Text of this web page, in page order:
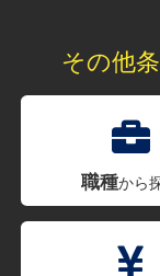
その他
職種から